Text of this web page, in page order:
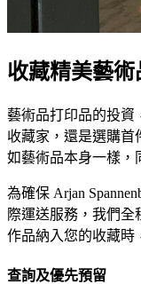
收藏精美藝術
藝術品打印品的投資
收藏家，還是選購首
如藝術品本身一樣，
為確保 Arjan
際運送服務，我們
作品納入您的收藏時
查詢及優先預留